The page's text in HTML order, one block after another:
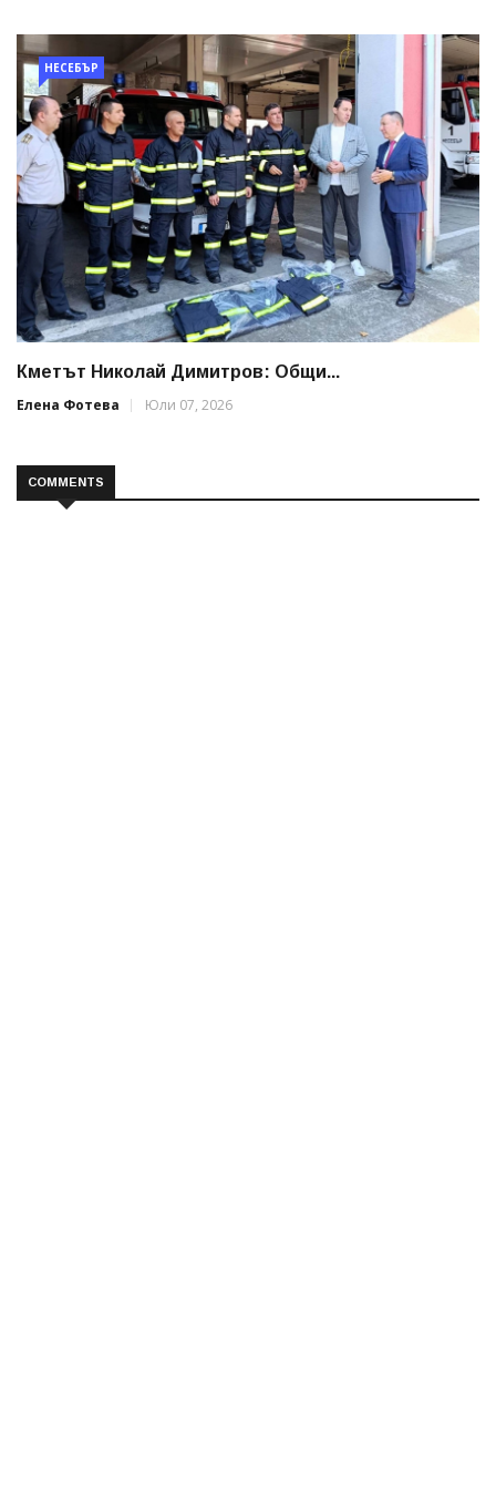
НЕСЕБЪР
Кметът Николай Димитров: Общи...
Елена Фотева
Юли 07, 2026
COMMENTS